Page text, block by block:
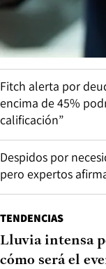
Fitch alerta por
encima de 45%
calificación”
Despidos por
pero expertos
TENDENCIAS
Lluvia intensa
cómo será el